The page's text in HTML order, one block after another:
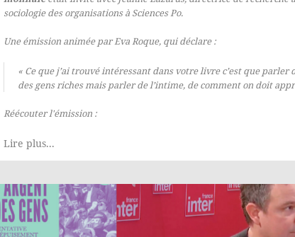
sociologie des organisations à Sciences Po.
Une émission animée par Eva Roque, qui déclare :
« Ce que j’ai trouvé intéressant dans votre livre c’est que parler
des gens riches mais parler de l’intime, de comment on doit
Réécouter l'émission :
Lire plus...